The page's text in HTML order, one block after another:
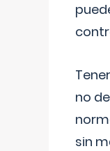
no
sin